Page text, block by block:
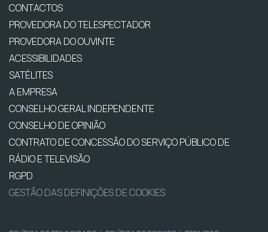
CONTACTOS
PROVEDORA DO TELESPECTADOR
PROVEDORA DO OUVINTE
ACESSIBILIDADES
SATÉLITES
A EMPRESA
CONSELHO GERAL INDEPENDENTE
CONSELHO DE OPINIÃO
CONTRATO DE CONCESSÃO DO SERVIÇO PÚBLICO DE
RÁDIO E TELEVISÃO
RGPD
GESTÃO DAS DEFINIÇÕES DE COOKIES